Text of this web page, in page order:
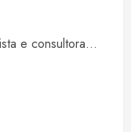
e consultora...